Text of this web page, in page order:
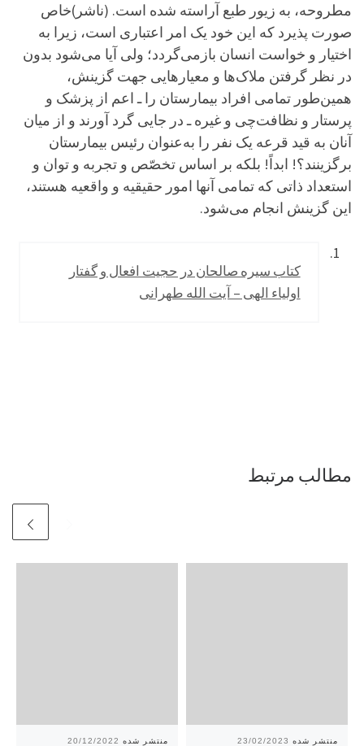
مطروحه، به زیور طبع آراسته شده است. (ناشر)خاص
صورت پذیرد که این خود یک امر اعتباری است، زیرا به
اختیار و خواست انسان بازمی‌گردد؛ ولی آیا می‌شود بدون
در نظر گرفتن ملاک‌ها و معیارهایی جهت گزینش،
همین‌طور تمامی افراد بیمارستان را ـ اعم از پزشک و
پرستار و نظافت‌چی و غیره ـ در جایی گرد آورند و از میان
آنان به قید قرعه یک نفر را به‌عنوان رئیس بیمارستان
برگزینند؟! ابداً! بلکه بر اساس تخصّص و تجربه و توان و
استعداد ذاتی که تمامی آنها امور حقیقیه و واقعیه هستند،
این گزینش انجام می‌شود.
کتاب سیره صالحان در حجیت افعال و گفتار
اولیاء الهی – آیت الله طهرانی
مطالب مرتبط
20/12/2022 23/02/2023